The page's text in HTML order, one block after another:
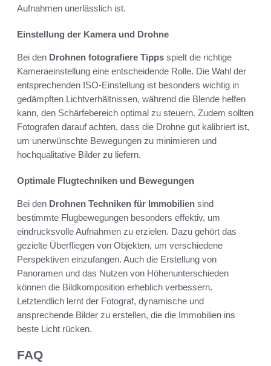
Aufnahmen unerlässlich ist.
Einstellung der Kamera und Drohne
Bei den Drohnen fotografiere Tipps spielt die richtige
Kameraeinstellung eine entscheidende Rolle. Die Wahl der
entsprechenden ISO-Einstellung ist besonders wichtig in
gedämpften Lichtverhältnissen, während die Blende helfen
kann, den Schärfebereich optimal zu steuern. Zudem sollten
Fotografen darauf achten, dass die Drohne gut kalibriert ist,
um unerwünschte Bewegungen zu minimieren und
hochqualitative Bilder zu liefern.
Optimale Flugtechniken und Bewegungen
Bei den Drohnen Techniken für Immobilien sind
bestimmte Flugbewegungen besonders effektiv, um
eindrucksvolle Aufnahmen zu erzielen. Dazu gehört das
gezielte Überfliegen von Objekten, um verschiedene
Perspektiven einzufangen. Auch die Erstellung von
Panoramen und das Nutzen von Höhenunterschieden
können die Bildkomposition erheblich verbessern.
Letztendlich lernt der Fotograf, dynamische und
ansprechende Bilder zu erstellen, die die Immobilien ins
beste Licht rücken.
FAQ